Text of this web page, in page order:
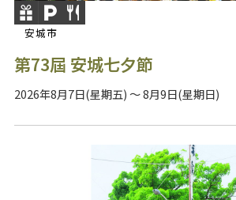
安城市
第73屆 安城七夕節
2026年8月7日(星期五) ～ 8月9日(星期日)